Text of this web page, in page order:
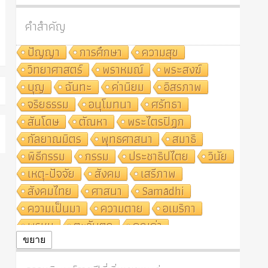
คำสำคัญ
ปัญญา
การศึกษา
ความสุข
วิทยาศาสตร์
พราหมณ์
พระสงฆ์
บุญ
ฉันทะ ค่านิยม
อิสรภาพ
จริยธรรม
อนุโมทนา
ศรัทธา
สันโดษ
ตัณหา
พระไตรปิฎก
กัลยาณมิตร
พุทธศาสนา
สมาธิ
พิธีกรรม
กรรม ประชาธิปไตย
วินัย
เหตุ-ปัจจัย
สังคม
เสรีภาพ
สังคมไทย
ศาสนา
Samādhi
ความเป็นมา
ความตาย
อเมริกา
พรหม
ตะวันตก
คุณค่า
ปฏิจจสมุปบาท
ศาสนาประจำชาติ
ขยาย